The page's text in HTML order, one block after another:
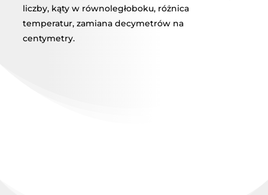
liczby, kąty w równoległoboku, różnica
temperatur, zamiana decymetrów na
centymetry.